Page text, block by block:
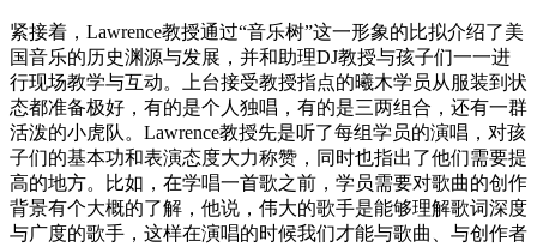
紧接着，Lawrence教授通过“音乐树”这一形象的比拟介绍了美
国音乐的历史渊源与发展，并和助理DJ教授与孩子们一一进
行现场教学与互动。上台接受教授指点的曦木学员从服装到状
态都准备极好，有的是个人独唱，有的是三两组合，还有一群
活泼的小虎队。Lawrence教授先是听了每组学员的演唱，对孩
子们的基本功和表演态度大力称赞，同时也指出了他们需要提
高的地方。比如，在学唱一首歌之前，学员需要对歌曲的创作
背景有个大概的了解，他说，伟大的歌手是能够理解歌词深度
与广度的歌手，这样在演唱的时候我们才能与歌曲、与创作者